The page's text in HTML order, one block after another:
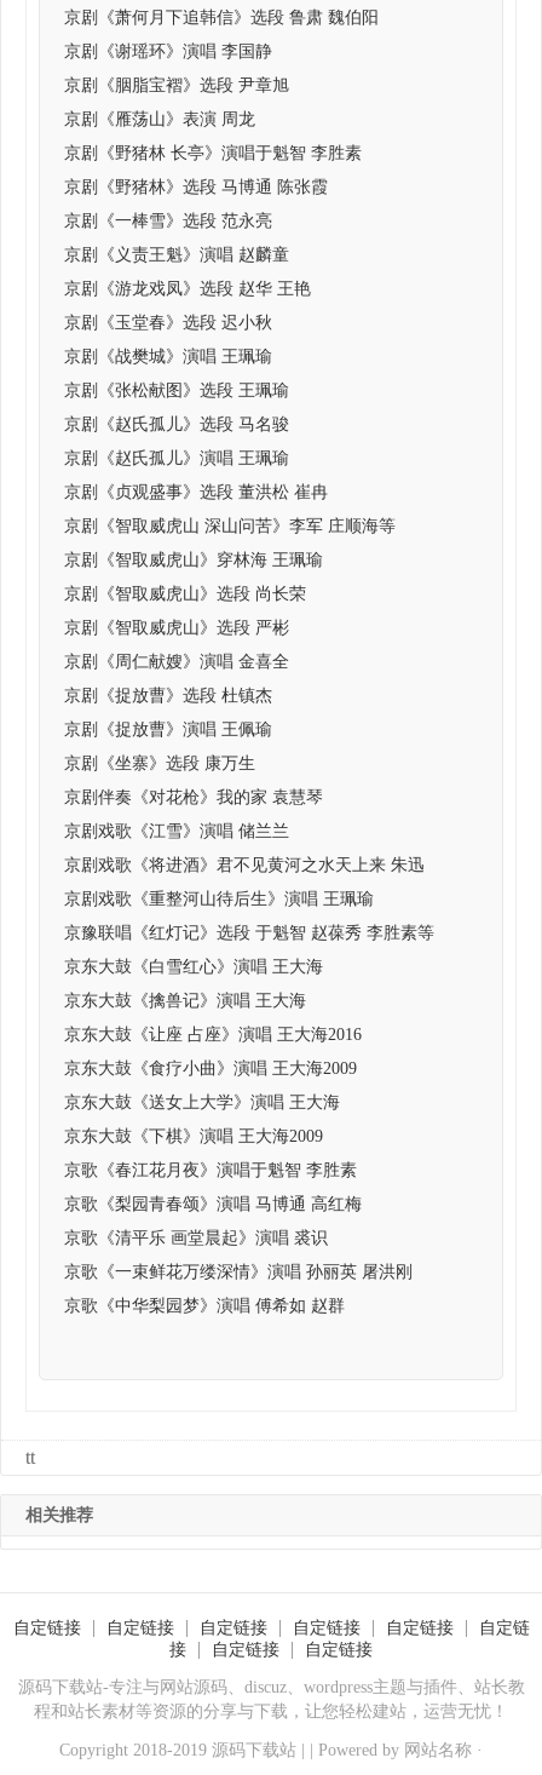
京剧《萧何月下追韩信》选段 鲁肃 魏伯阳
京剧《谢瑶环》演唱 李国静
京剧《胭脂宝褶》选段 尹章旭
京剧《雁荡山》表演 周龙
京剧《野猪林 长亭》演唱于魁智 李胜素
京剧《野猪林》选段 马博通 陈张霞
京剧《一棒雪》选段 范永亮
京剧《义责王魁》演唱 赵麟童
京剧《游龙戏凤》选段 赵华 王艳
京剧《玉堂春》选段 迟小秋
京剧《战樊城》演唱 王珮瑜
京剧《张松献图》选段 王珮瑜
京剧《赵氏孤儿》选段 马名骏
京剧《赵氏孤儿》演唱 王珮瑜
京剧《贞观盛事》选段 董洪松 崔冉
京剧《智取威虎山 深山问苦》李军 庄顺海等
京剧《智取威虎山》穿林海 王珮瑜
京剧《智取威虎山》选段 尚长荣
京剧《智取威虎山》选段 严彬
京剧《周仁献嫂》演唱 金喜全
京剧《捉放曹》选段 杜镇杰
京剧《捉放曹》演唱 王佩瑜
京剧《坐寨》选段 康万生
京剧伴奏《对花枪》我的家 袁慧琴
京剧戏歌《江雪》演唱 储兰兰
京剧戏歌《将进酒》君不见黄河之水天上来 朱迅
京剧戏歌《重整河山待后生》演唱 王珮瑜
京豫联唱《红灯记》选段 于魁智 赵葆秀 李胜素等
京东大鼓《白雪红心》演唱 王大海
京东大鼓《擒兽记》演唱 王大海
京东大鼓《让座 占座》演唱 王大海2016
京东大鼓《食疗小曲》演唱 王大海2009
京东大鼓《送女上大学》演唱 王大海
京东大鼓《下棋》演唱 王大海2009
京歌《春江花月夜》演唱于魁智 李胜素
京歌《梨园青春颂》演唱 马博通 高红梅
京歌《清平乐 画堂晨起》演唱 裘识
京歌《一束鲜花万缕深情》演唱 孙丽英 屠洪刚
京歌《中华梨园梦》演唱 傅希如 赵群
tt
相关推荐
自定链接 自定链接 自定链接 自定链接 自定链接
自定链
接
自定链接 自定链接
源码下载站-专注与网站源码、discuz、wordpress主题与插件、站长教
程和站长素材等资源的分享与下载，让您轻松建站，运营无忧！
Copyright 2018-2019 源码下载站 | | Powered by 网站名称 ·